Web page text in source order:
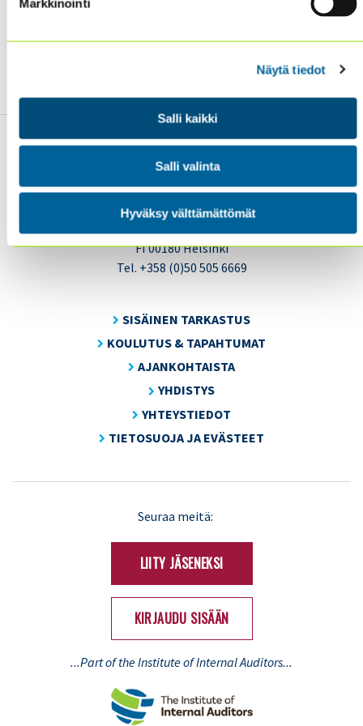
Markkinointi
Näytä tiedot
Salli kaikki
Salli valinta
Hyväksy välttämättömät
Lisätietoja standardeista ja aihekohtaisista
🔗 Topical Requirements for internal auditing
Sisäiset tarkastajat ry / Oy Inreviso Ab
FI 00180 Helsinki
Tel. +358 (0)50 505 6669
SISÄINEN TARKASTUS
KOULUTUS & TAPAHTUMAT
AJANKOHTAISTA
YHDISTYS
YHTEYSTIEDOT
TIETOSUOJA JA EVÄSTEET
Seuraa meitä:
LIITY JÄSENEKSI
KIRJAUDU SISÄÄN
...Part of the Institute of Internal Auditors...